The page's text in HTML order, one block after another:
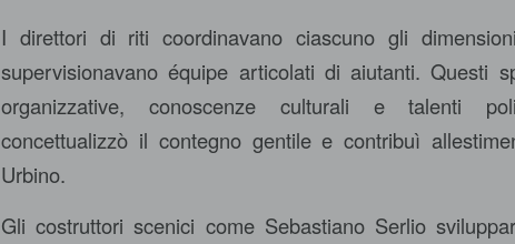
I direttori di riti coordinavano ciascuno gli
supervisionavano équipe articolati di aiutanti. Questi
organizzative, conoscenze culturali e talenti
concettualizzò il contegno gentile e contribuì
Urbino.
Gli costruttori scenici come Sebastiano Serlio